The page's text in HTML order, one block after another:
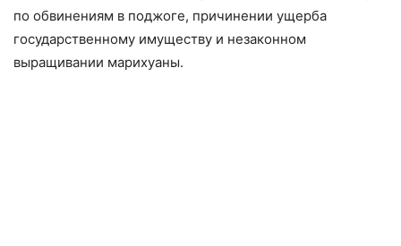
по обвинениям в поджоге, причинении ущерба
государственному имуществу и незаконном
выращивании марихуаны.